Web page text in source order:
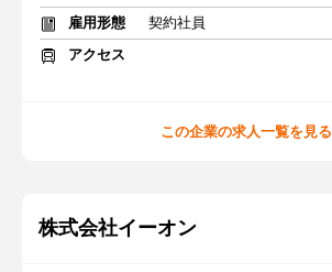
雇用形態
契約社員
アクセス
この企業の求人一覧を見る
株式会社イーオン